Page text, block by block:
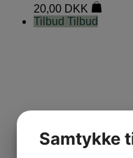
20,00 DKK
Tilbud Tilbud
Samtykke